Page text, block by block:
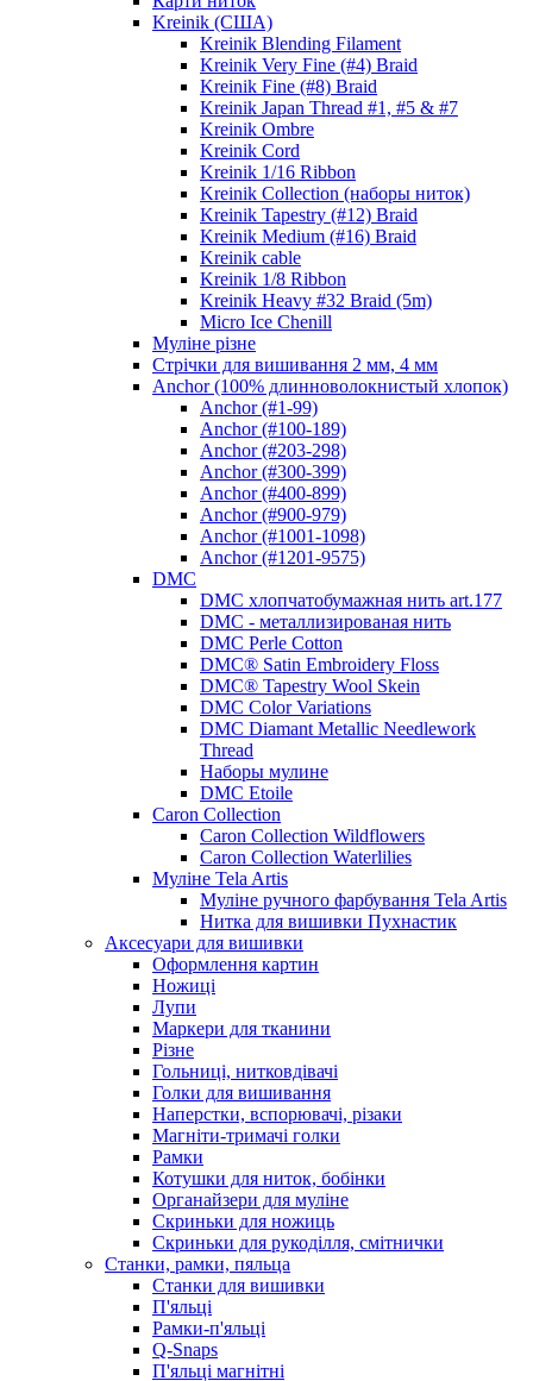
Kreinik (США)
Kreinik Blending Filament
Kreinik Very Fine (#4) Braid
Kreinik Fine (#8) Braid
Kreinik Japan Thread #1, #5 & #7
Kreinik Ombre
Kreinik Cord
Kreinik 1/16 Ribbon
Kreinik Collection (наборы ниток)
Kreinik Tapestry (#12) Braid
Kreinik Medium (#16) Braid
Kreinik cable
Kreinik 1/8 Ribbon
Kreinik Heavy #32 Braid (5m)
Micro Ice Chenill
Муліне різне
Стрічки для вишивання 2 мм, 4 мм
Anchor (100% длинноволокнистый хлопок)
Anchor (#1-99)
Anchor (#100-189)
Anchor (#203-298)
Anchor (#300-399)
Anchor (#400-899)
Anchor (#900-979)
Anchor (#1001-1098)
Anchor (#1201-9575)
DMC
DMC хлопчатобумажная нить art.177
DMC - металлизированая нить
DMC Perle Cotton
DMC® Satin Embroidery Floss
DMC® Tapestry Wool Skein
DMC Color Variations
DMC Diamant Metallic Needlework
Thread
Наборы мулине
DMC Etoile
Caron Collection
Caron Collection Wildflowers
Caron Collection Waterlilies
Муліне Tela Artis
Муліне ручного фарбування Tela Artis
Нитка для вишивки Пухнастик
Аксесуари для вишивки
Оформлення картин
Ножиці
Лупи
Маркери для тканини
Різне
Гольниці, нитковдівачі
Голки для вишивання
Наперстки, вспорювачі, різаки
Магніти-тримачі голки
Рамки
Котушки для ниток, бобінки
Органайзери для муліне
Скриньки для ножиць
Скриньки для рукоділля, смітнички
Станки, рамки, пяльца
Станки для вишивки
П'яльці
Рамки-п'яльці
Q-Snaps
П'яльці магнітні